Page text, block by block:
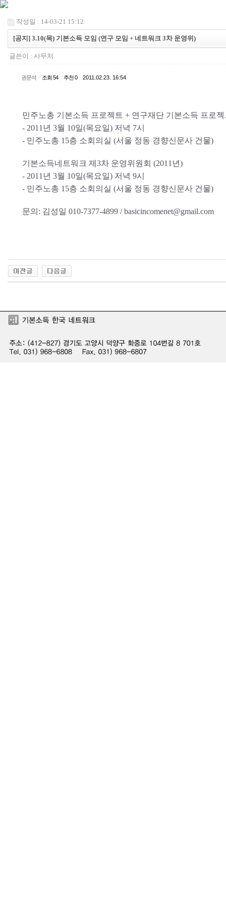
작성일 : 14-03-21 15:12
[공지] 3.10(목) 기본소득 모임 (연구 모임 + 네트워크 3차 운영위)
글쓴이 : 사무처
권문석 조회 54 추천 0 2011.02.23. 16:54
민주노총 기본소득 프로젝트 + 연구재단 기본소득 프로
- 2011년 3월 10일(목요일) 저녁 7시
- 민주노총 15층 소회의실 (서울 정동 경향신문사 건물)
기본소득네트워크 제3차 운영위원회 (2011년)
- 2011년 3월 10일(목요일) 저녁 9시
- 민주노총 15층 소회의실 (서울 정동 경향신문사 건물)
문의: 김성일 010-7377-4899 / basicincomenet@gmail.com